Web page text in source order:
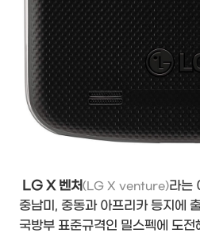
LG X 벤처(LG X venture)라는
중남미, 중동과 아프리카 등지에
국방부 표준규격인 밀스펙에 도